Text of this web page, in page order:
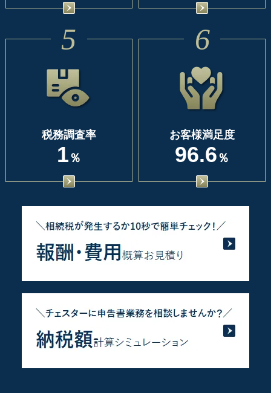
5
税務調査率
1 ％
6
お客様満足度
96.6 ％